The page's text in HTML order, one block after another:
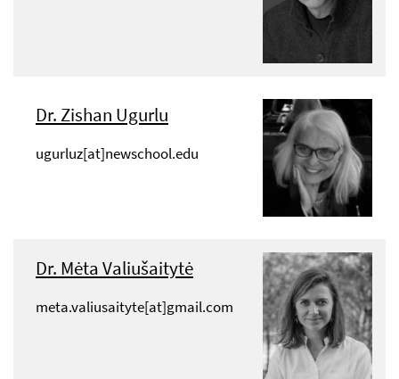
Dr. Zishan Ugurlu
ugurluz[at]newschool.edu
Dr. Mėta Valiušaitytė
meta.valiusaityte[at]gmail.com